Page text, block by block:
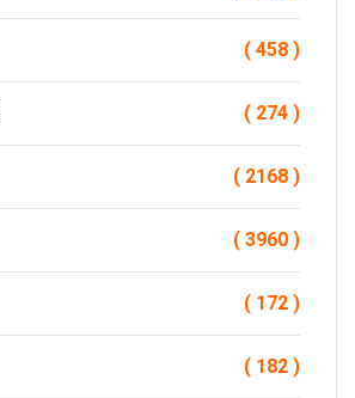
( 458 )
( 274 )
( 2168 )
( 3960 )
( 172 )
( 182 )